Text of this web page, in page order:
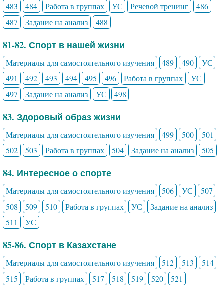
483
484 Работа в группах УС Речевой тренинг
486
487
Задание на анализ 488
81-82. Спорт в нашей жизни
Материалы для самостоятельного изучения 489 490
УС
491
492 493 494 495 496 Работа в группах
УС
497
Задание на анализ УС 498
83. Здоровый образ жизни
Материалы для самостоятельного изучения 499 500
501
502
503 Работа в группах 504 Задание на анализ 505
84. Интересное о спорте
Материалы для самостоятельного изучения 506 УС
507
508
509 510 Работа в группах УС
Задание на анализ
511
УС
85-86. Спорт в Казахстане
Материалы для самостоятельного изучения 512 513
514
515
Работа в группах 517 518 519 520
521